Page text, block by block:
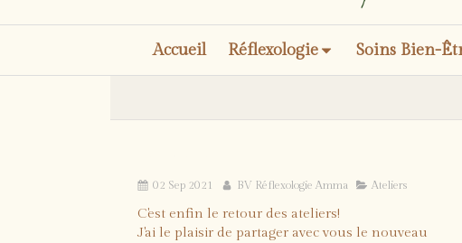
Accueil Réflexologie Soins Bien-
02 Sep 2021 BV Réflexologie Amma Ateliers
C'est enfin le retour des ateliers!
J'ai le plaisir de partager avec vous le nouveau